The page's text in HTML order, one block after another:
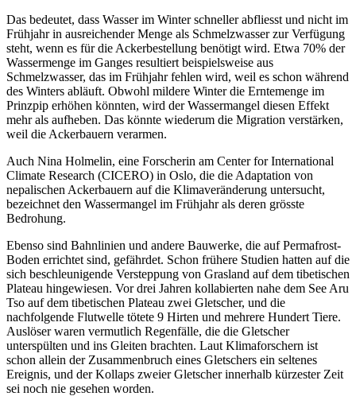
Das bedeutet, dass Wasser im Winter schneller abfliesst und nicht im
Frühjahr in ausreichender Menge als Schmelzwasser zur Verfügung
steht, wenn es für die Ackerbestellung benötigt wird. Etwa 70% der
Wassermenge im Ganges resultiert beispielsweise aus
Schmelzwasser, das im Frühjahr fehlen wird, weil es schon während
des Winters abläuft. Obwohl mildere Winter die Erntemenge im
Prinzpip erhöhen könnten, wird der Wassermangel diesen Effekt
mehr als aufheben. Das könnte wiederum die Migration verstärken,
weil die Ackerbauern verarmen.
Auch Nina Holmelin, eine Forscherin am Center for International
Climate Research (CICERO) in Oslo, die die Adaptation von
nepalischen Ackerbauern auf die Klimaveränderung untersucht,
bezeichnet den Wassermangel im Frühjahr als deren grösste
Bedrohung.
Ebenso sind Bahnlinien und andere Bauwerke, die auf Permafrost-
Boden errichtet sind, gefährdet. Schon frühere Studien hatten auf die
sich beschleunigende Versteppung von Grasland auf dem tibetischen
Plateau hingewiesen. Vor drei Jahren kollabierten nahe dem See Aru
Tso auf dem tibetischen Plateau zwei Gletscher, und die
nachfolgende Flutwelle tötete 9 Hirten und mehrere Hundert Tiere.
Auslöser waren vermutlich Regenfälle, die die Gletscher
unterspülten und ins Gleiten brachten. Laut Klimaforschern ist
schon allein der Zusammenbruch eines Gletschers ein seltenes
Ereignis, und der Kollaps zweier Gletscher innerhalb kürzester Zeit
sei noch nie gesehen worden.